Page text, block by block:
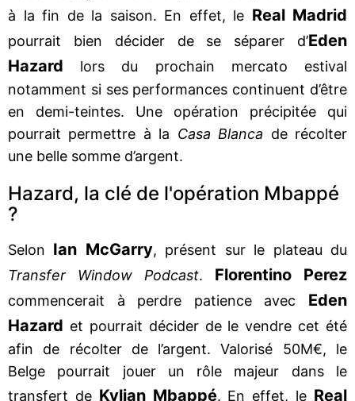
à la fin de la saison. En effet, le Real Madrid
pourrait bien décider de se séparer d’Eden
Hazard lors du prochain mercato estival
notamment si ses performances continuent d’être
en demi-teintes. Une opération précipitée qui
pourrait permettre à la Casa Blanca de récolter
une belle somme d’argent.
Hazard, la clé de l'opération Mbappé
?
Selon Ian McGarry, présent sur le plateau du
Transfer Window Podcast. Florentino Perez
commencerait à perdre patience avec Eden
Hazard et pourrait décider de le vendre cet été
afin de récolter de l’argent. Valorisé 50M€, le
Belge pourrait jouer un rôle majeur dans le
transfert de Kylian Mbappé. En effet, le Real